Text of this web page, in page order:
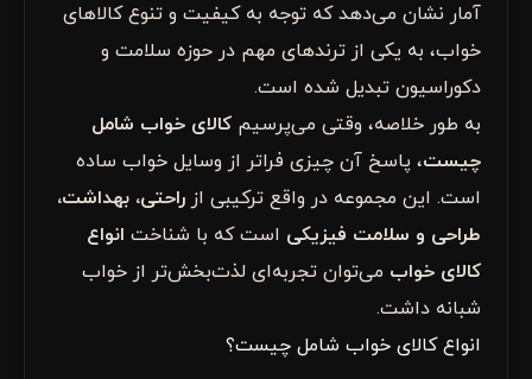
آمار نشان می‌دهد که توجه به کیفیت و تنوع کالاهای
خواب، به یکی از ترندهای مهم در حوزه سلامت و
دکوراسیون تبدیل شده است.
به طور خلاصه، وقتی می‌پرسیم کالای خواب شامل
چیست، پاسخ آن چیزی فراتر از وسایل خواب ساده
است. این مجموعه در واقع ترکیبی از راحتی، بهداشت،
طراحی و سلامت فیزیکی است که با شناخت انواع
کالای خواب می‌توان تجربه‌ای لذت‌بخش‌تر از خواب
شبانه داشت.
انواع کالای خواب شامل چیست؟